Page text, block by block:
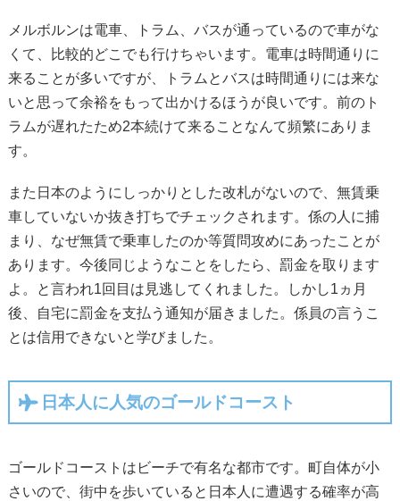
メルボルンは電車、トラム、バスが通っているので車がな
くて、比較的どこでも行けちゃいます。電車は時間通りに
来ることが多いですが、トラムとバスは時間通りには来な
いと思って余裕をもって出かけるほうが良いです。前のト
ラムが遅れたため2本続けて来ることなんて頻繁にありま
す。
また日本のようにしっかりとした改札がないので、無賃乗
車していないか抜き打ちでチェックされます。係の人に捕
まり、なぜ無賃で乗車したのか等質問攻めにあったことが
あります。今後同じようなことをしたら、罰金を取ります
よ。と言われ1回目は見逃してくれました。しかし1ヵ月
後、自宅に罰金を支払う通知が届きました。係員の言うこ
とは信用できないと学びました。
日本人に人気のゴールドコースト
ゴールドコーストはビーチで有名な都市です。町自体が小
さいので、街中を歩いていると日本人に遭遇する確率が高